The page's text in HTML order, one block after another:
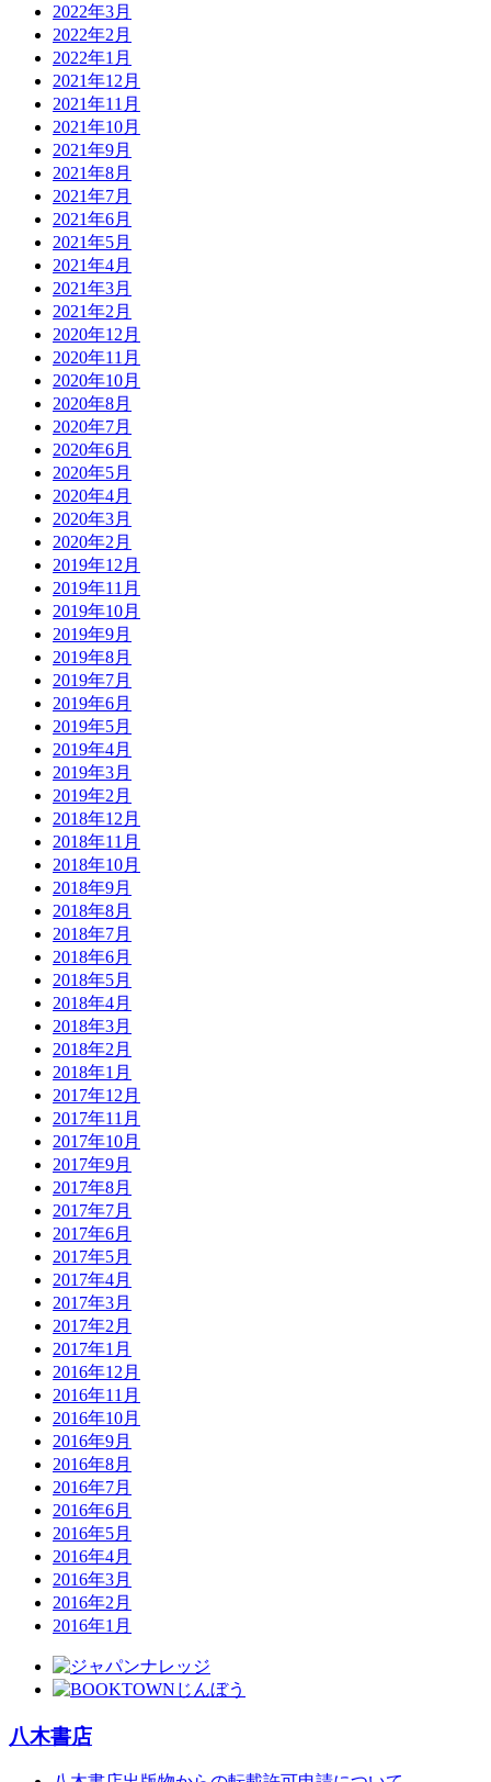
2022年3月
2022年2月
2022年1月
2021年12月
2021年11月
2021年10月
2021年9月
2021年8月
2021年7月
2021年6月
2021年5月
2021年4月
2021年3月
2021年2月
2020年12月
2020年11月
2020年10月
2020年8月
2020年7月
2020年6月
2020年5月
2020年4月
2020年3月
2020年2月
2019年12月
2019年11月
2019年10月
2019年9月
2019年8月
2019年7月
2019年6月
2019年5月
2019年4月
2019年3月
2019年2月
2018年12月
2018年11月
2018年10月
2018年9月
2018年8月
2018年7月
2018年6月
2018年5月
2018年4月
2018年3月
2018年2月
2018年1月
2017年12月
2017年11月
2017年10月
2017年9月
2017年8月
2017年7月
2017年6月
2017年5月
2017年4月
2017年3月
2017年2月
2017年1月
2016年12月
2016年11月
2016年10月
2016年9月
2016年8月
2016年7月
2016年6月
2016年5月
2016年4月
2016年3月
2016年2月
2016年1月
八木書店